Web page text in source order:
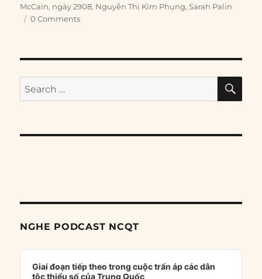
on
McCain, ngày 2908, Nguyễn Thị Kim Phụng,Sarah Palin
0 Comments
Search
for:
NGHE PODCAST NCQT
Audio
Player
Giai đoạn tiếp theo trong cuộc trấn áp các dân
tộc thiểu số của Trung Quốc